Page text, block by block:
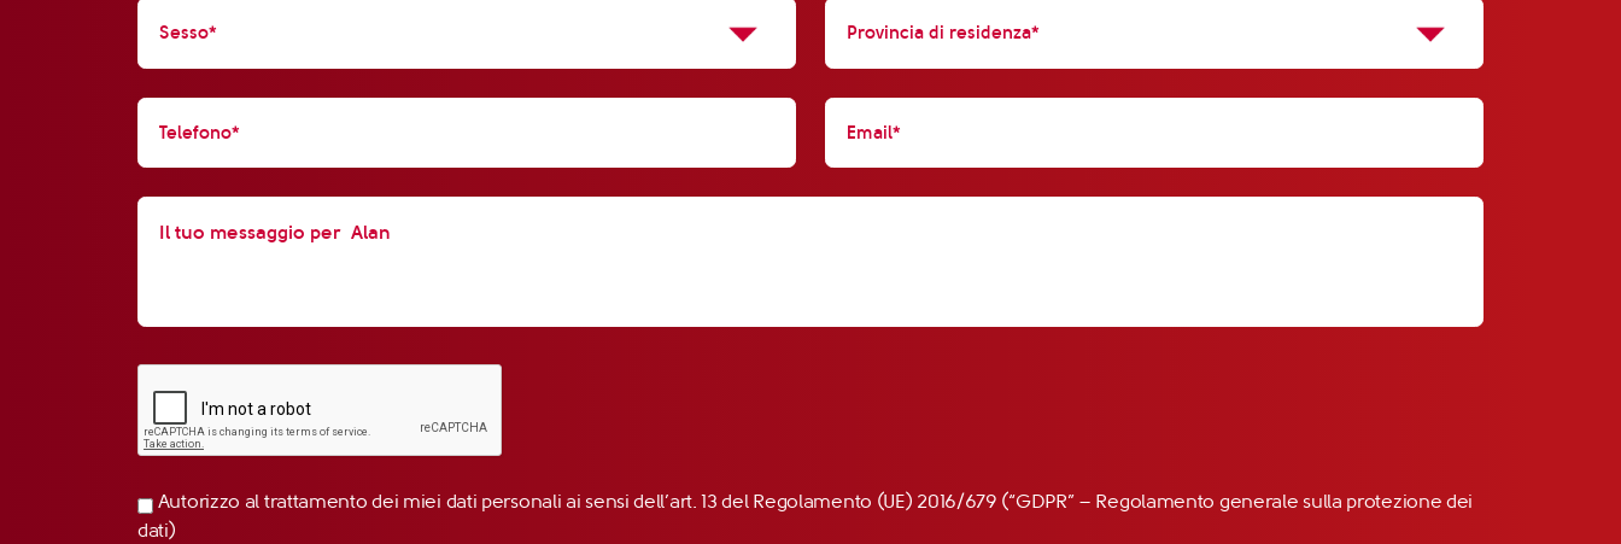
Autorizzo al trattamento dei miei dati personali ai sensi dell’art. 13 del Regolamento (UE) 2016/679 (“GDPR” – Regolamento generale sulla protezione dei
dati)